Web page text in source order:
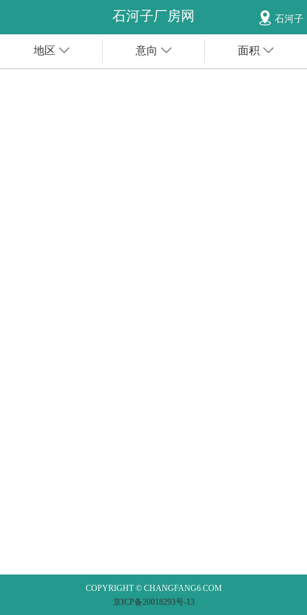
石河子厂房网 石河子
地区 意向 面积
COPYRIGHT © CHANGFANG6.COM
京ICP备20018293号-13